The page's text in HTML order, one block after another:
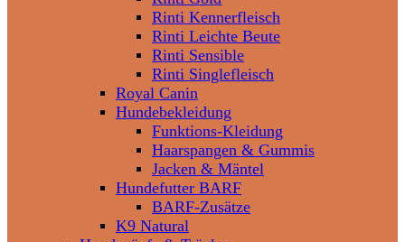
Rinti Kennerfleisch
Rinti Leichte Beute
Rinti Sensible
Rinti Singlefleisch
Royal Canin
Hundebekleidung
Funktions-Kleidung
Haarspangen & Gummis
Jacken & Mäntel
Hundefutter BARF
BARF-Zusätze
K9 Natural